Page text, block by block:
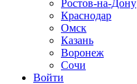
Ростов-на-Дону
Краснодар
Омск
Казань
Воронеж
Сочи
Войти